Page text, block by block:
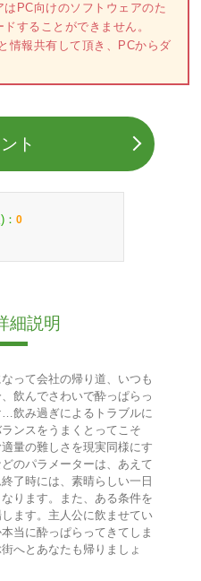
PC向けのソフトウェアのた
することができません。
情報共有して頂き、PCからダ
ト
： 0
細説明
って会社の帰り道、いつも
飲んでさわいで酔っぱらっ
飲み過ぎによるトラブルに
ンスをうまくとってこそ
量の難しさを現実同様にす
のパラメーターは、あえて
了時には、素晴らしい一日
ります。また、ある条件を
ます。主人公に飲ませてい
当に酔っぱらってきてしま
へとあなたも帰りましょ